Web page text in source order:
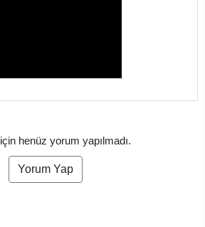
henüz yorum yapılmadı.
Yorum Yap